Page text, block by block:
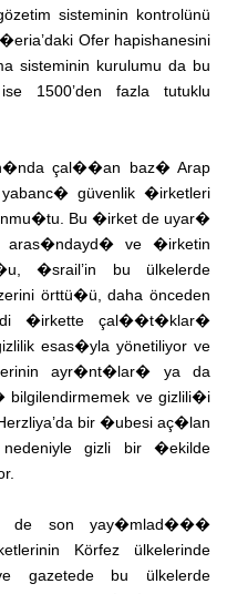
sisteminin kontrolünü
Ofer hapishanesini
sisteminin kurulumu da bu
1500’den fazla tutuklu
çal��an baz� Arap
güvenlik �irketleri
Bu �irket de uyar�
aras�ndayd� ve �irketin
�srail’in bu ülkelerde
örttü�ü, daha önceden
�irkette çal��t�klar�
esas�yla yönetiliyor ve
ayr�nt�lar� ya da
ve gizlili�i
bir �ubesi aç�lan
gizli bir �ekilde
de son yay�mlad���
Körfez ülkelerinde
bu ülkelerde